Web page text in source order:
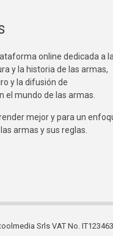
online dedicada a
y la historia de las armas,
y la difusión de
el mundo de las armas.
mejor y para un
armas y sus reglas.
Srls VAT No.